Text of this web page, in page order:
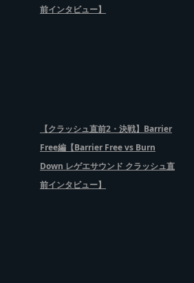
前インタビュー】
【クラッシュ直前2・決戦】Barrier
Free編【Barrier Free vs Burn
Down レゲエサウンド クラッシュ直
前インタビュー】